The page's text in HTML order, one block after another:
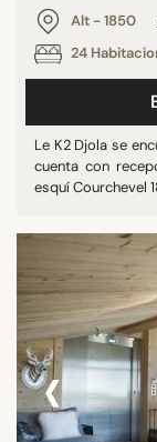
Alt - 1850
24
Le K2 Djola se
cuenta con
esquí Courchevel
‹